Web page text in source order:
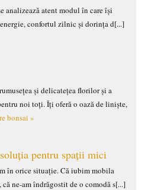
analizează atent modul în care își
confortul zilnic și dorința d[...]
și delicatețea florilor și a
noi toți. Îți oferă o oază de liniște,
bonsai »
pentru spații mici
în orice situație. Că iubim mobila
ne-am îndrăgostit de o comodă s[...]